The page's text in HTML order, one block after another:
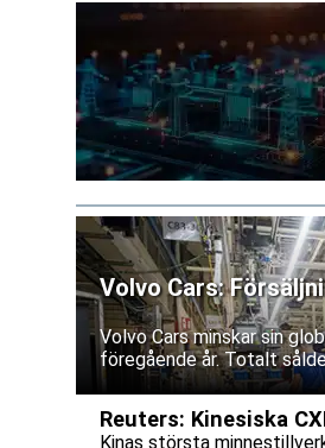
Volvo Cars:
Volvo Cars minskar sin
föregående år. Totalt
Reuters: Kinesiska
Kinas största